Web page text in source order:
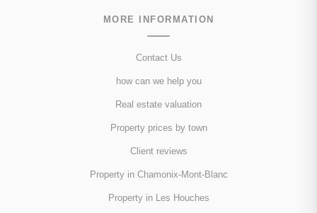
MORE INFORMATION
Contact Us
how can we help you
Real estate valuation
Property prices by town
Client reviews
Property in Chamonix-Mont-Blanc
Property in Les Houches